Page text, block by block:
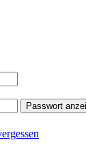
Passwort